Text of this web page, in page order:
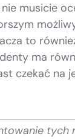
musicie
to
ma
czekać na
tych